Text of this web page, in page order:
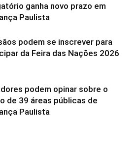
ganha novo prazo em
Paulista
podem se inscrever para
da Feira das Nações 2026
podem opinar sobre o
de 39 áreas públicas de
Paulista